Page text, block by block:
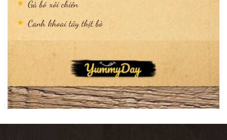
Gà bó xôi chiên
Canh khoai tây thịt bò